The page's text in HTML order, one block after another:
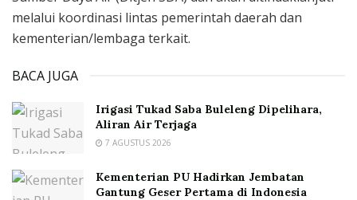
melalui koordinasi lintas pemerintah daerah dan
kementerian/lembaga terkait.
BACA JUGA
Irigasi Tukad Saba Buleleng Dipelihara,
Aliran Air Terjaga
7 AGUSTUS 2026
Kementerian PU Hadirkan Jembatan
Gantung Geser Pertama di Indonesia